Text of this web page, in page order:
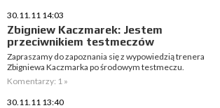
30.11.11 14:03
Zbigniew Kaczmarek: Jestem
przeciwnikiem testmeczów
Zapraszamy do zapoznania się z wypowiedzią trenera
Zbigniewa Kaczmarka po środowym testmeczu.
Komentarzy: 1 »
30.11.11 13:40